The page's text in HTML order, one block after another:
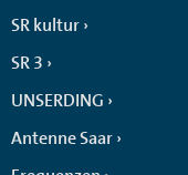
SR kultur
SR 3
UNSERDING
Antenne Saar